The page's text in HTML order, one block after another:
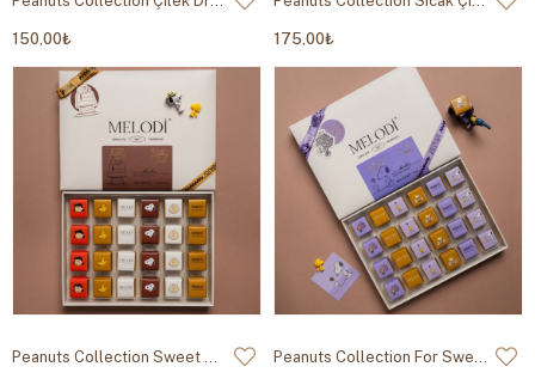
150,00₺ 175,00₺
Peanuts Collection Sweet Dreams Madlen 400g Peanuts Collection For Sweet Moments Madlen 400g